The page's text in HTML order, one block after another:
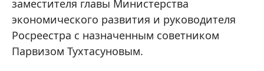
заместителя главы Министерства
экономического развития и руководителя
Росреестра с назначенным советником
Парвизом Тухтасуновым.